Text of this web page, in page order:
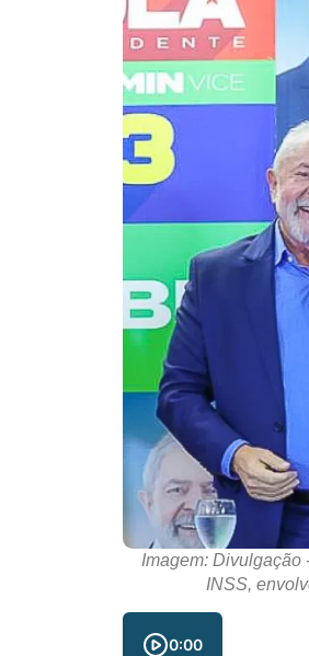
Imagem: Divulgação
INSS,
0:00